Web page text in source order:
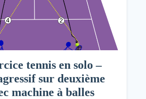
tennis en solo –
sur deuxième
machine à balles